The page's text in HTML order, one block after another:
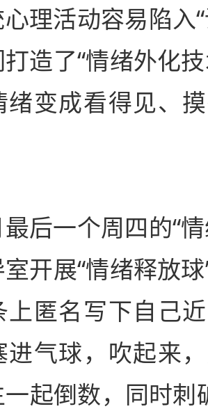
理活动容易陷入
造了“情绪外化
绪变成看得见、
后一个周四的“
开展“情绪释放
上匿名写下自己
进气球，吹起来
一起倒数，同时